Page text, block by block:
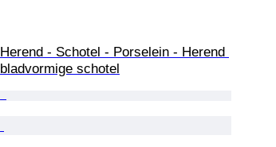
Herend - Schotel - Porselein - Herend
bladvormige schotel